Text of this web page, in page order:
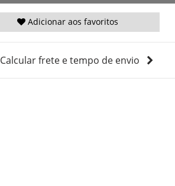
Adicionar aos favoritos
Calcular frete e tempo de envio